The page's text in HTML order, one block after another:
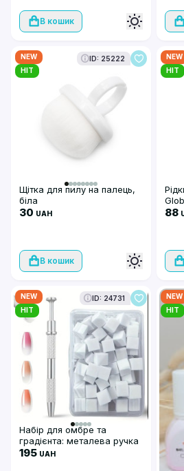
В кошик
NEW
HIT
ID: 25222
Щітка для пилу на палець,
біла
30 UAH
В кошик
NEW
HIT
88
NEW
HIT
ID: 24731
Набір для омбре та
градієнта: металева ручка
+ змінні спонжі, 100 шт
195 UAH
NEW
HIT